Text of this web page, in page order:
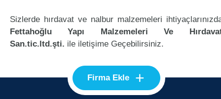
Sizlerde hırdavat ve nalbur malzemeleri
Fettahoğlu Yapı Malzemeleri Ve
San.tic.ltd.şti. ile iletişime Geçebilirsiniz.
Firma Ekle +